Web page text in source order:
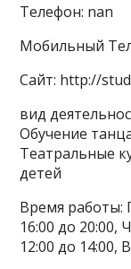
Телефон: nan
Мобильный
Сайт: http://
вид
Обучение
Театральные
детей
Время работы:
16:00 до 20:00,
12:00 до 14:00,